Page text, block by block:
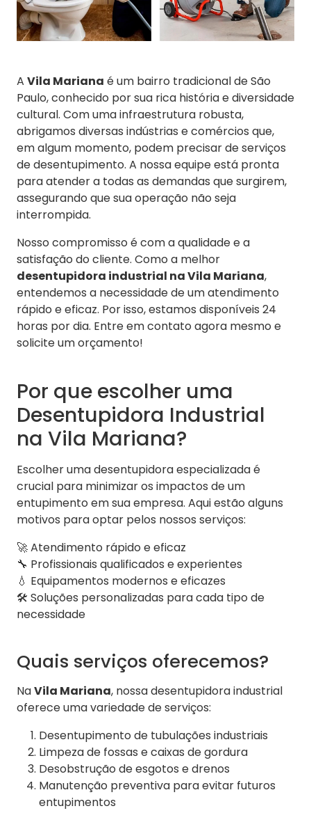
A Vila Mariana é um bairro tradicional de São
Paulo, conhecido por sua rica história e diversidade
cultural. Com uma infraestrutura robusta,
abrigamos diversas indústrias e comércios que,
em algum momento, podem precisar de serviços
de desentupimento. A nossa equipe está pronta
para atender a todas as demandas que surgirem,
assegurando que sua operação não seja
interrompida.
Nosso compromisso é com a qualidade e a
satisfação do cliente. Como a melhor
desentupidora industrial na Vila Mariana,
entendemos a necessidade de um atendimento
rápido e eficaz. Por isso, estamos disponíveis 24
horas por dia. Entre em contato agora mesmo e
solicite um orçamento!
Por que escolher uma
Desentupidora Industrial
na Vila Mariana?
Escolher uma desentupidora especializada é
crucial para minimizar os impactos de um
entupimento em sua empresa. Aqui estão alguns
motivos para optar pelos nossos serviços:
🚀 Atendimento rápido e eficaz
🔧 Profissionais qualificados e experientes
💧 Equipamentos modernos e eficazes
🛠️ Soluções personalizadas para cada tipo de
necessidade
Quais serviços oferecemos?
NaVila Mariana, nossa desentupidora industrial
oferece uma variedade de serviços:
Desentupimento de tubulações industriais
Limpeza de fossas e caixas de gordura
Desobstrução de esgotos e drenos
Manutenção preventiva para evitar futuros
entupimentos